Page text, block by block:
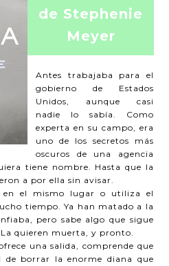
de Stephenie
Meyer
Antes trabajaba para el
gobierno de Estados
Unidos, aunque casi
nadie lo sabía. Como
experta en su campo, era
uno de los secretos más
oscuros de una agencia
tiene nombre. Hasta que la
a por ella sin avisar.
en el mismo lugar o utiliza el
tiempo. Ya han matado a la
pero sabe algo que sigue
quieren muerta, y pronto.
una salida, comprende que
de borrar la enorme diana que